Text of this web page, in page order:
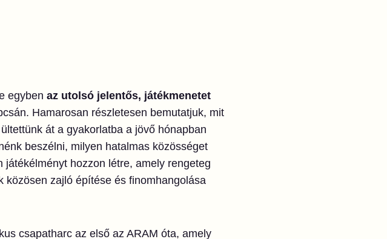
egyben az utolsó jelentős, játékmenetet
Hamarosan részletesen bemutatjuk, mit
át a gyakorlatba a jövő hónapban
beszélni, milyen hatalmas közösséget
hozzon létre, amely rengeteg
közösen zajló építése és finomhangolása
csapatharc az első az ARAM óta, amely